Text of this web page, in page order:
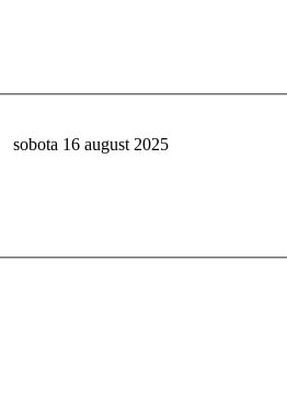
sobota 16 august 2025